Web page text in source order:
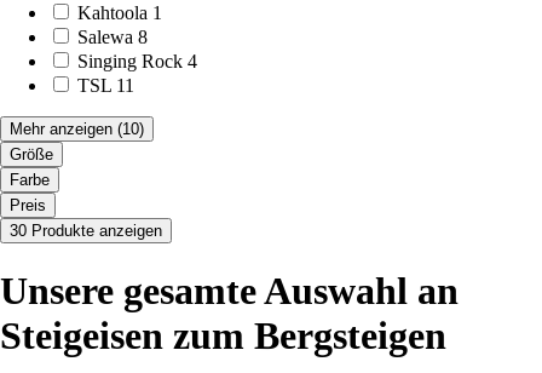
Kahtoola 1
Salewa 8
Singing Rock 4
TSL 11
Mehr anzeigen (10)
Größe
Farbe
Preis
30 Produkte anzeigen
Unsere gesamte Auswahl an
Steigeisen zum Bergsteigen